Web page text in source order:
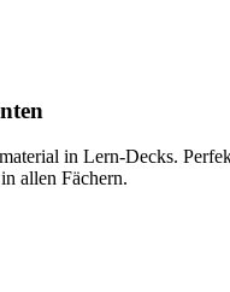
in Lern-Decks.
allen Fächern.